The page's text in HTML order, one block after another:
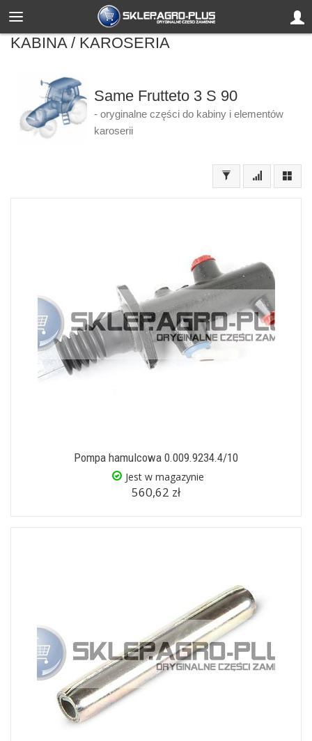
KABINA / KAROSERIA
Same Frutteto 3 S 90
- oryginalne części do kabiny i elementów
karoserii
Pompa hamulcowa 0.009.9234.4/10
Jest w magazynie
560,62 zł